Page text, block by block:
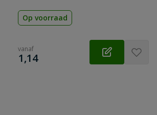
Op voorraad
vanaf
€
1,14